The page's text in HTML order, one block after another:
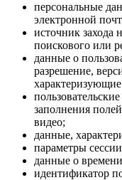
персональные
электронной
источник захода
поискового или
данные о
разрешение,
характеризующие
заполнения
видео;
данные,
параметры
данные о
идентификатор